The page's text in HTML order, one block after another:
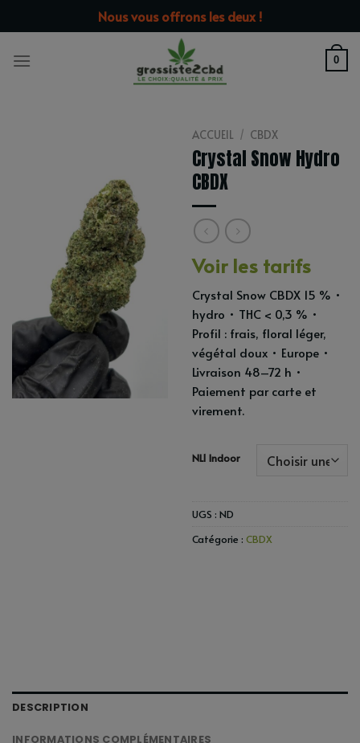
au
Nous vous offrons les deux !
0
ACCUEIL / CBDX
Crystal Snow Hydro
CBDX
Voir les tarifs
Crystal Snow CBDX 15 % •
hydro • THC < 0,3 % •
Profil : frais, floral léger,
végétal doux • Europe •
Livraison 48–72 h •
Paiement par carte et
virement.
NL1 Indoor
UGS : ND
Catégorie : CBDX
DESCRIPTION
INFORMATIONS COMPLÉMENTAIRES